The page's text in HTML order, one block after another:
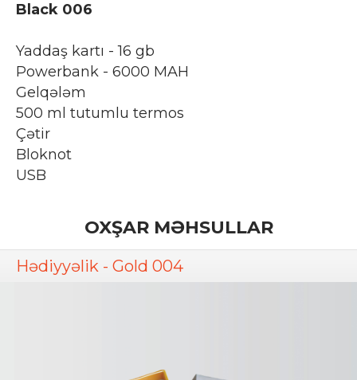
Black 006
Yaddaş kartı - 16 gb
Powerbank - 6000 MAH
Gelqələm
500 ml tutumlu termos
Çətir
Bloknot
USB
OXŞAR MƏHSULLAR
Hədiyyəlik - Gold 004